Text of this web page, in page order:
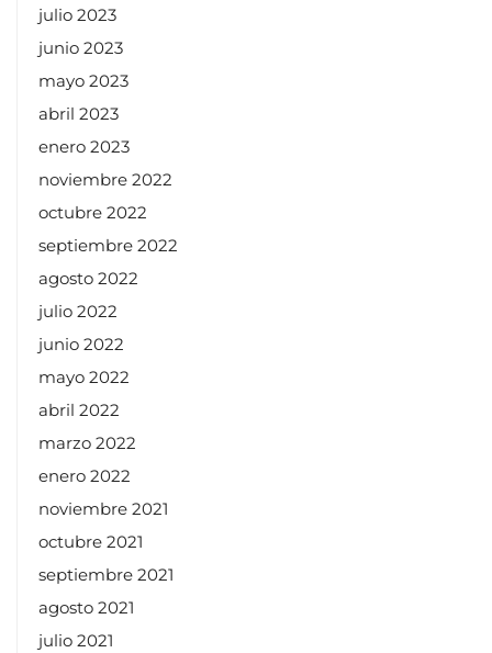
julio 2023
junio 2023
mayo 2023
abril 2023
enero 2023
noviembre 2022
octubre 2022
septiembre 2022
agosto 2022
julio 2022
junio 2022
mayo 2022
abril 2022
marzo 2022
enero 2022
noviembre 2021
octubre 2021
septiembre 2021
agosto 2021
julio 2021